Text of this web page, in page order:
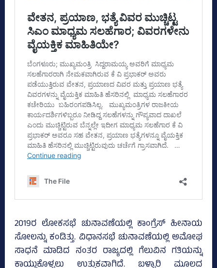
2019ರ ಲೋಕಸಭೆ ಚುನಾವಣೆಯಲ್ಲಿ ಕಾಂಗ್ರೆಸ್ ಹೀನಾಯ
ಸೋಲನ್ನು ಕಂಡಿತ್ತು. ವಿಧಾನಸಭೆ ಚುನಾವಣೆಯಲ್ಲಿ ಅಮೋಘ
ಸಾಧನೆ ಮಾಡಿದ ನಂತರ ರಾಜ್ಯದಲ್ಲಿ ಗೆಲುವಿನ ಗತಿಯನ್ನು
ಕಾಯ್ದುಕೊಳ್ಳಲು ಉತ್ಸುಕವಾಗಿದೆ. ಬಳ್ಳಾರಿ ಮೂಲದ